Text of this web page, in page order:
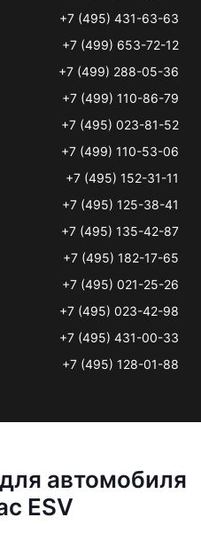
+7 (495) 431-63-63
+7 (499) 653-72-12
+7 (499) 288-05-36
+7 (499) 110-86-79
+7 (495) 023-81-52
+7 (499) 110-53-06
+7 (495) 152-31-11
+7 (495) 125-38-41
+7 (495) 135-42-87
+7 (495) 182-17-65
+7 (495) 021-25-26
+7 (495) 023-42-98
+7 (495) 431-00-33
+7 (495) 128-01-88
автомобиля
ESV